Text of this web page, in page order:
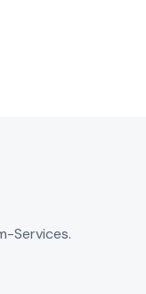
Services.